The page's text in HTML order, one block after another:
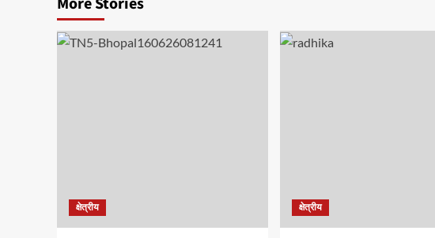
क्षेत्रीय क्षेत्रीय